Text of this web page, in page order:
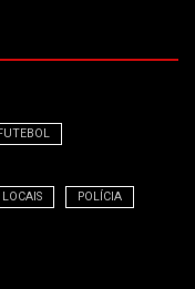
FUTEBOL
POLÍCIA